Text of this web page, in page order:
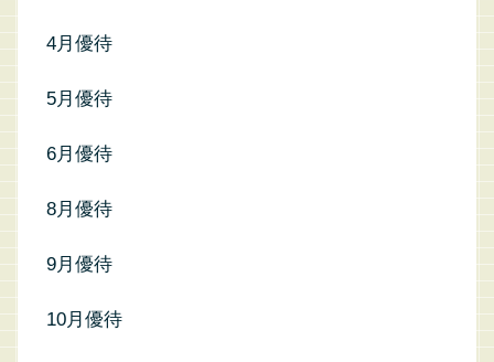
4月優待
5月優待
6月優待
8月優待
9月優待
10月優待